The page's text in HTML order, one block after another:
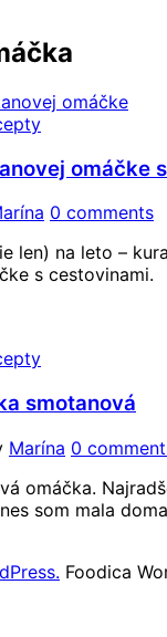
omáčke
0 comments
len) na leto –
s cestovinami.
smotanová
Marína 0
omáčka.
som mala
Foodica